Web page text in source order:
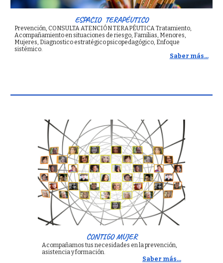
ESPACIO TERAPÉUTICO
Prevención CONSULTA ATENCIÓNTERAPÉUTICA Tratamiento
Acompañamiento en situaciones de riesgo Familias, Menores,
Mujeres, Diagnostico estratégico psicopedagógico Enfoque
sistémico.
Saber más...
CONTIGO MUJER
Acompañamos tus necesidades en la prevención,
asistencia y formación.
Saber más...